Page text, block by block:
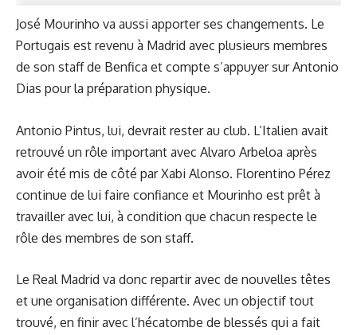
José Mourinho va aussi apporter ses changements. Le
Portugais est revenu à Madrid avec plusieurs membres
de son staff de Benfica et compte s’appuyer sur Antonio
Dias pour la préparation physique.
Antonio Pintus, lui, devrait rester au club. L’Italien avait
retrouvé un rôle important avec Alvaro Arbeloa après
avoir été mis de côté par Xabi Alonso. Florentino Pérez
continue de lui faire confiance et Mourinho est prêt à
travailler avec lui, à condition que chacun respecte le
rôle des membres de son staff.
Le Real Madrid va donc repartir avec de nouvelles têtes
et une organisation différente. Avec un objectif tout
trouvé, en finir avec l’hécatombe de blessés qui a fait